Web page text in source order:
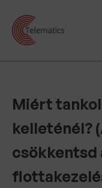
Miért
kelleténél?
csökkentsd